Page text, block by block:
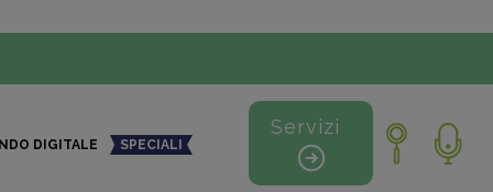
DIGITALE SPECIALI
Servizi